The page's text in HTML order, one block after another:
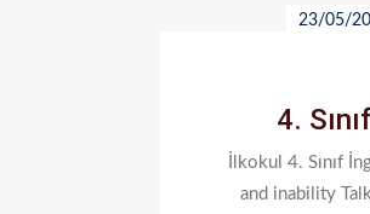
23/05/
4.
İlkokul 4. Sınıf
and inability